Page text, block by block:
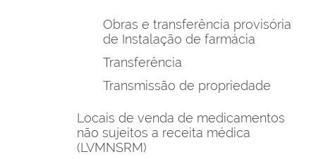
Obras e transferência provisória
de Instalação de farmácia
Transferência
Transmissão de propriedade
Locais de venda de medicamentos
não sujeitos a receita médica
(LVMNSRM)